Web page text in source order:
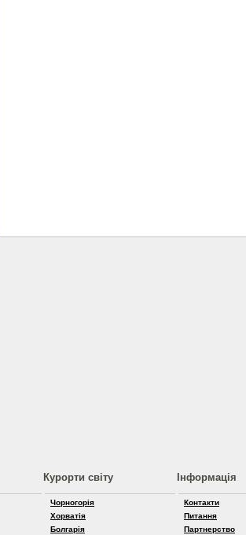
Курорти світу
Чорногорія
Хорватія
Болгарія
Інформація
Контакти
Питання
Партнерство